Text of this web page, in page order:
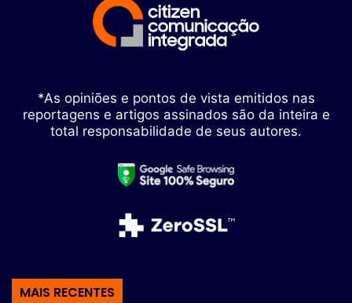
*As opiniões e pontos de vista emitidos nas
reportagens e artigos assinados são da inteira e
total responsabilidade de seus autores.
MAIS RECENTES